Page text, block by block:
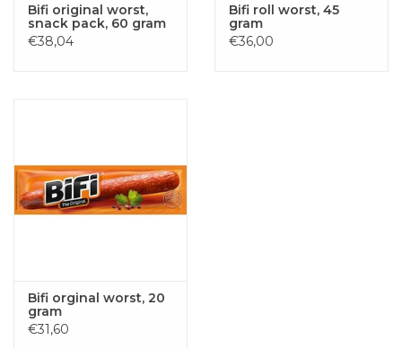
Bifi original worst,
snack pack, 60 gram
€38,04
Bifi roll worst, 45
gram
€36,00
Bifi orginal worst, 20
gram
€31,60